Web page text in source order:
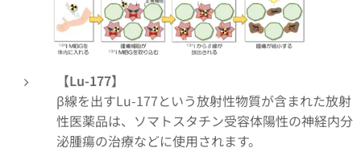
【Lu-177】
β線を出すLu-177という放射性物質が含まれた放射
性医薬品は、ソマトスタチン受容体陽性の神経内分
泌腫瘍の治療などに使用されます。